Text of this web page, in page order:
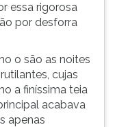
essa rigorosa
por desforra
o são as noites
cujas
a finíssima teia
acabava
apenas